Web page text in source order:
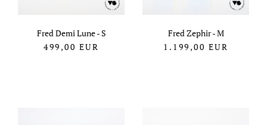
Fred Demi Lune - S
499,00 EUR
Fred Zephir - M
1.199,00 EUR